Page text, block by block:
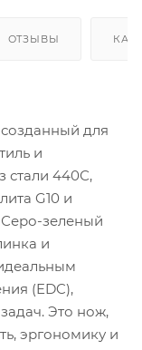
ОТЗЫВЫ КАК
для
и
стали 440С,
G10 и
зеленый
и
(EDC),
Это нож,
эргономику и